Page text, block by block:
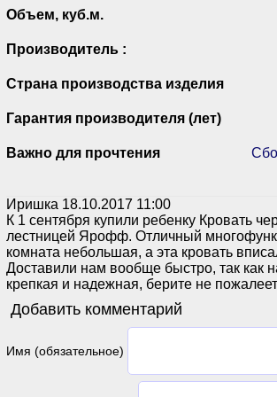
Объем, куб.м.
Производитель :
Страна производства изделия
Гарантия производителя (лет)
Важно для прочтения
Иришка 18.10.2017 11:00
К 1 сентября купили ребенку Кровать
лестницей Ярофф. Отличный
комната небольшая, а эта кровать
Доставили нам вообще быстро, так как
крепкая и надежная, берите не
Добавить комментарий
Имя (обязательное)